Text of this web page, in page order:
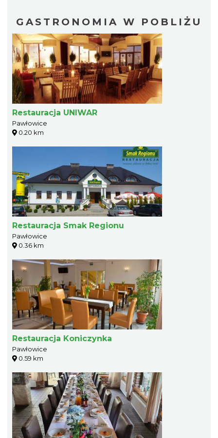
GASTRONOMIA W POBLIŻU
Restauracja UNIWAR
Pawłowice
0.20 km
Restauracja Smak Regionu
Pawłowice
0.36 km
Restauracja Koniczynka
Pawłowice
0.59 km